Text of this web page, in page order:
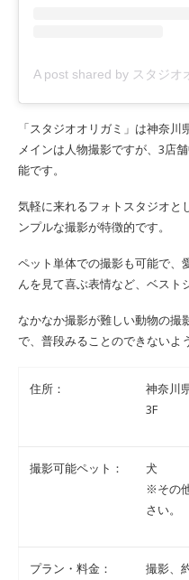
「スタジオオリガミ」は神奈川
メインは人物撮影ですが、3店
能です。
気軽に来れるフォトスタジオと
ンプルな撮影が特徴的です。
ペット単体での撮影も可能で、
んを見て喜ぶ表情など、ベスト
なかなか撮影が難しい動物の撮
で、普段みることのできないよ
住所：
神奈川
3F
撮影可能ペット：
犬
※その
さい。
プラン・料金：
撮影、